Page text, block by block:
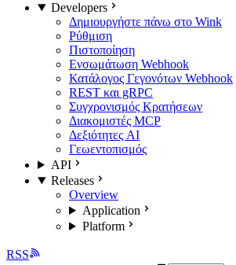
Developers
Δημιουργήστε πάνω στο Wink
Ρύθμιση
Πιστοποίηση
Ενσωμάτωση Webhook
Κατάλογος Γεγονότων Webhook
REST και gRPC
Συγχρονισμός Κρατήσεων
Διακομιστές MCP
Δεξιότητες AI
Γεωεντοπισμός
API
Releases
Overview
Application
Platform
RSS